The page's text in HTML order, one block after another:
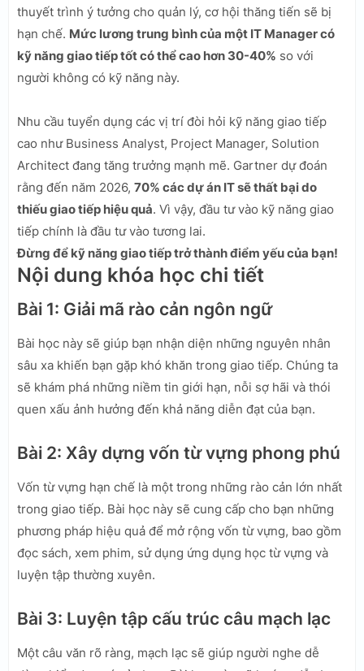
thuyết trình ý tưởng cho quản lý, cơ hội thăng tiến sẽ bị
hạn chế. Mức lương trung bình của một IT Manager có
kỹ năng giao tiếp tốt có thể cao hơn 30-40% so với
người không có kỹ năng này.
Nhu cầu tuyển dụng các vị trí đòi hỏi kỹ năng giao tiếp
cao như Business Analyst, Project Manager, Solution
Architect đang tăng trưởng mạnh mẽ. Gartner dự đoán
rằng đến năm 2026, 70% các dự án IT sẽ thất bại do
thiếu giao tiếp hiệu quả. Vì vậy, đầu tư vào kỹ năng giao
tiếp chính là đầu tư vào tương lai.
Đừng để kỹ năng giao tiếp trở thành điểm yếu của bạn!
Nội dung khóa học chi tiết
Bài 1: Giải mã rào cản ngôn ngữ
Bài học này sẽ giúp bạn nhận diện những nguyên nhân
sâu xa khiến bạn gặp khó khăn trong giao tiếp. Chúng ta
sẽ khám phá những niềm tin giới hạn, nỗi sợ hãi và thói
quen xấu ảnh hưởng đến khả năng diễn đạt của bạn.
Bài 2: Xây dựng vốn từ vựng phong phú
Vốn từ vựng hạn chế là một trong những rào cản lớn nhất
trong giao tiếp. Bài học này sẽ cung cấp cho bạn những
phương pháp hiệu quả để mở rộng vốn từ vựng, bao gồm
đọc sách, xem phim, sử dụng ứng dụng học từ vựng và
luyện tập thường xuyên.
Bài 3: Luyện tập cấu trúc câu mạch lạc
Một câu văn rõ ràng, mạch lạc sẽ giúp người nghe dễ